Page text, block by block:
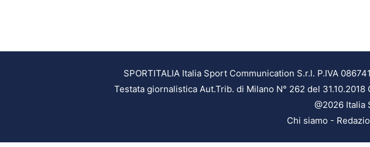
SPORTITALIA Italia Sport Communication S.r.l. P.IVA
Testata giornalistica Aut.Trib. di Milano N° 262 del
@2026 Italia
Chi siamo -